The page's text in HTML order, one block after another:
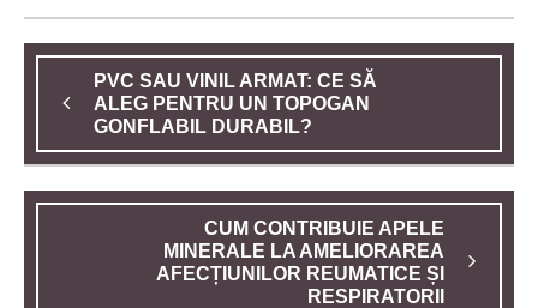
PVC SAU VINIL ARMAT: CE SĂ
ALEG PENTRU UN TOPOGAN
GONFLABIL DURABIL?
CUM CONTRIBUIE APELE
MINERALE LA AMELIORAREA
AFECȚIUNILOR REUMATICE ȘI
RESPIRATORII